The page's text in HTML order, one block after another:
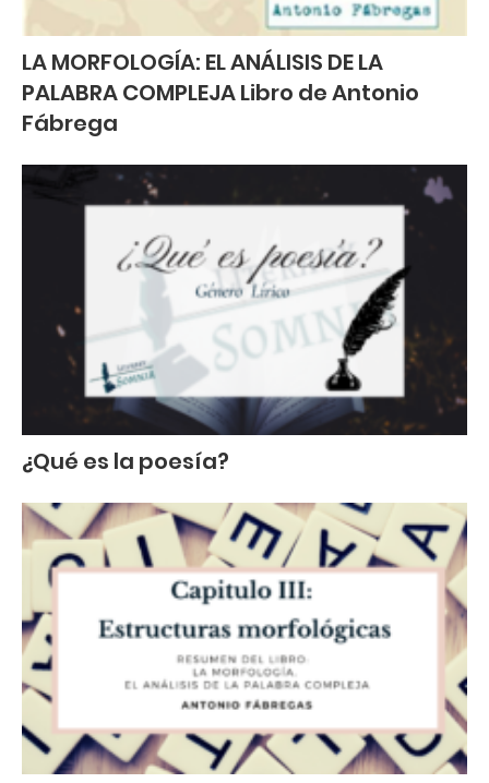
LA MORFOLOGÍA: EL ANÁLISIS DE LA
PALABRA COMPLEJA Libro de Antonio
Fábrega
¿Qué es la poesía?